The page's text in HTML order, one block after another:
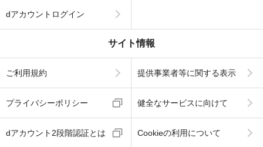
dアカウントログイン
サイト情報
ご利用規約 提供事業者等に関する表示
プライバシーポリシー 健全なサービスに向けて
dアカウント2段階認証とは Cookieの利用について